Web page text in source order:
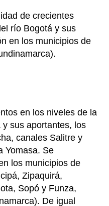
de crecientes
río Bogotá y sus
en los municipios de
en los niveles de la
sus aportantes, los
canales Salitre y
Yomasa. Se
los municipios de
Zipaquirá,
Sopó y Funza,
De igual